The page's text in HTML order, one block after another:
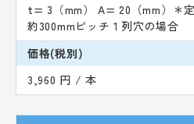
t= 3（mm） A= 20（mm）＊
約300mmピッチ１列穴の場合
価格(税別)
3,960 円 / 本